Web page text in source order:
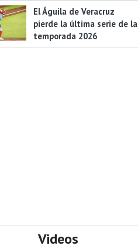
El Águila de Veracruz
pierde la última serie de la
temporada 2026
Videos